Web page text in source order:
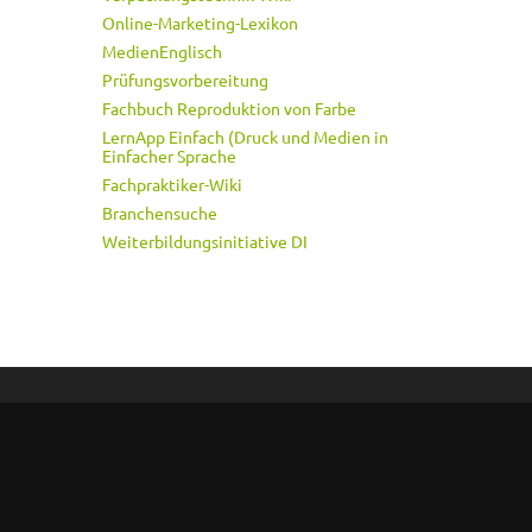
Online-Marketing-Lexikon
MedienEnglisch
Prüfungsvorbereitung
Fachbuch Reproduktion von Farbe
LernApp Einfach (Druck und Medien in
Einfacher Sprache
Fachpraktiker-Wiki
Branchensuche
Weiterbildungsinitiative DI